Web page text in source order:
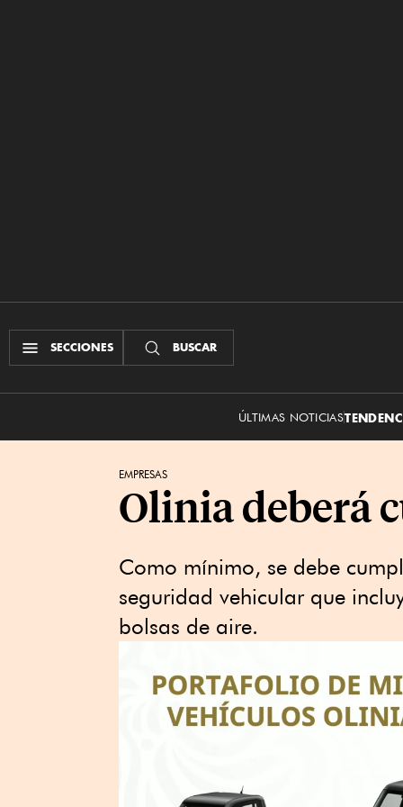
SECCIONES BUSCAR
ÚLTIMAS NOTICIAS
EMPRESAS
Olinia deberá
Como mínimo, se debe
seguridad vehicular que
bolsas de aire.